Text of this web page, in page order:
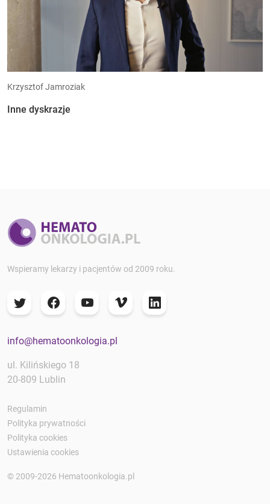
Krzysztof Jamroziak
Inne dyskrazje
Wspieramy lekarzy i pacjentów od 2009 roku.
info@hematoonkologia.pl
ul. Kilińskiego 18
20-809 Lublin
Regulamin
Polityka prywatności
Polityka cookies
Ustawienia cookies
© 2009-2026 Hematoonkologia.pl